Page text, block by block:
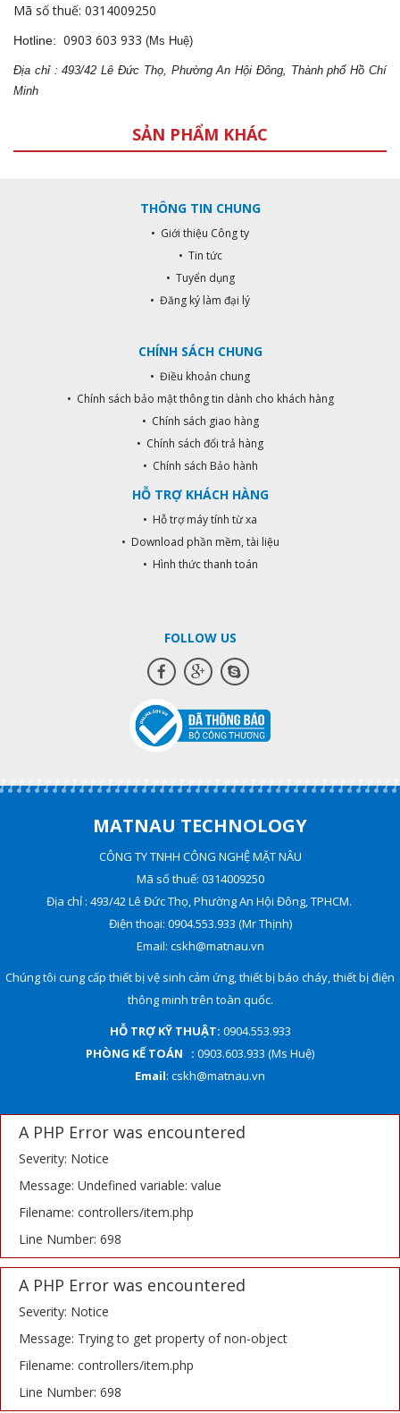
Mã số thuế: 0314009250
Hotline: 0903 603 933 (Ms Huệ)
Địa chỉ : 493/42 Lê Đức Thọ, Phường An Hội Đông, Thành phố Hồ Chí
Minh
SẢN PHẨM KHÁC
THÔNG TIN CHUNG
• Giới thiệu Công ty
• Tin tức
• Tuyển dụng
• Đăng ký làm đại lý
CHÍNH SÁCH CHUNG
• Điều khoản chung
• Chính sách bảo mật thông tin dành cho khách hàng
• Chính sách giao hàng
• Chính sách đổi trả hàng
• Chính sách Bảo hành
HỖ TRỢ KHÁCH HÀNG
• Hỗ trợ máy tính từ xa
• Download phần mềm, tài liệu
• Hình thức thanh toán
FOLLOW US
MATNAU TECHNOLOGY
CÔNG TY TNHH CÔNG NGHỆ MẶT NÂU
Mã số thuế: 0314009250
Địa chỉ : 493/42 Lê Đức Thọ, Phường An Hội Đông, TPHCM.
Điện thoại: 0904.553.933 (Mr Thịnh)
Email: cskh@matnau.vn
Chúng tôi cung cấp thiết bị vệ sinh cảm ứng, thiết bị báo cháy, thiết bị điện
thông minh trên toàn quốc.
HỖ TRỢ KỸ THUẬT: 0904.553.933
PHÒNG KẾ TOÁN : 0903.603.933 (Ms Huệ)
Email: cskh@matnau.vn
A PHP Error was encountered
Severity: Notice
Message: Undefined variable: value
Filename: controllers/item.php
Line Number: 698
A PHP Error was encountered
Severity: Notice
Message: Trying to get property of non-object
Filename: controllers/item.php
Line Number: 698